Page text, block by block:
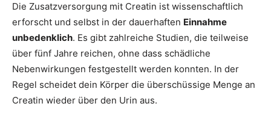
Die Zusatzversorgung mit Creatin ist wissenschaftlich
erforscht und selbst in der dauerhaften Einnahme
unbedenklich. Es gibt zahlreiche Studien, die teilweise
über fünf Jahre reichen, ohne dass schädliche
Nebenwirkungen festgestellt werden konnten. In der
Regel scheidet dein Körper die überschüssige Menge an
Creatin wieder über den Urin aus.